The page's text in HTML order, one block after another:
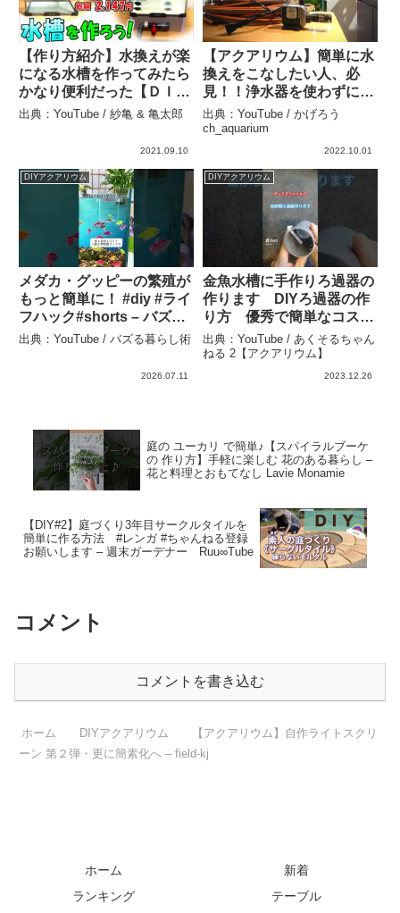
【作り方紹介】水換えが楽
になる水槽を作ってみたら
かなり便利だった【ＤＩ
Ｙ】 – 紗亀 & 亀太郎
出典：YouTube / 紗亀 & 亀太郎
2021.09.10
【アクアリウム】簡単に水
換えをこなしたい人、必
見！！浄水器を使わずにバ
ケツリレーから卒業する方
法 – かげろう
出典：YouTube / かげろう
ch_aquarium
2022.10.01
DIYアクアリウム
メダカ・グッピーの繁殖が
もっと簡単に！ #diy #ライ
フハック#shorts – バズる
暮らし術
出典：YouTube / バズる暮らし術
2026.07.11
DIYアクアリウム
金魚水槽に手作りろ過器の
作ります DIYろ過器の作
り方 優秀で簡単なコスパ
最高な自家製ろ過#shorts
#金魚 #金魚水槽 – あくそ
るちゃんねる 2【アクアリ
出典：YouTube / あくそるちゃん
ねる 2【アクアリウム】
2023.12.26
庭の ユーカリ で簡単♪【スパイラルブーケ
の 作り方】手軽に楽しむ 花のある暮らし –
花と料理とおもてなし Lavie Monamie
【DIY#2】庭づくり3年目サークルタイルを
簡単に作る方法 #レンガ #ちゃんねる登録
お願いします – 週末ガーデナー Ruu∞Tube
コメント
コメントを書き込む
ホーム DIYアクアリウム
【アクアリウム】自作ライトスクリ
ーン 第２弾・更に簡素化へ – field-kj
ホーム
新着
ランキング
テーブル